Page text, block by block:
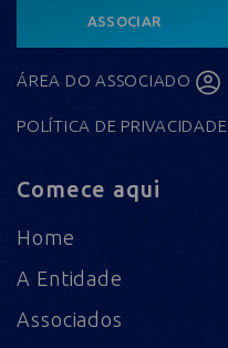
ASSOCIAR
ÁREA DO ASSOCIADO
POLÍTICA DE PRIVACIDADE
Comece aqui
Home
A Entidade
Associados